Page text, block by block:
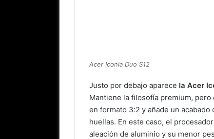
Acer Iconia Duo S12
Justo por debajo aparece la Acer
Mantiene la filosofía premium, pero
en formato 3:2 y añade un
huellas. En este caso, el
aleación de aluminio y su menor